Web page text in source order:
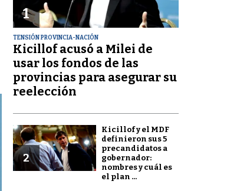
1
TENSIÓN PROVINCIA-NACIÓN
Kicillof acusó a Milei de
usar los fondos de las
provincias para asegurar su
reelección
2
Kicillof y el MDF
definieron sus 5
precandidatos a
gobernador:
nombres y cuál es
el plan ...